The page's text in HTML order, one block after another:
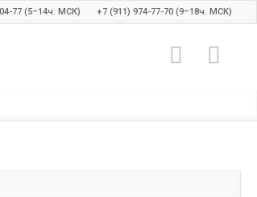
77 (5–14ч. МСК) +7 (911) 974-77-70 (9–18ч. МСК)